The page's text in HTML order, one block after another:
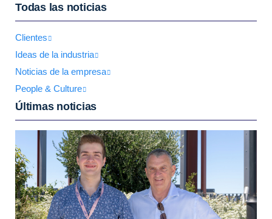
Todas las noticias
Clientes
Ideas de la industria
Noticias de la empresa
People & Culture
Últimas noticias